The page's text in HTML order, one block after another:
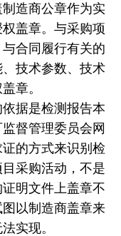
造商公章作为实
盖章。与采购项
合同履行有关的
技术参数、技术
章。
据是检测报告本
督管理委员会网
的方式来识别检
采购活动，不是
明文件上盖章不
以制造商盖章来
实现。